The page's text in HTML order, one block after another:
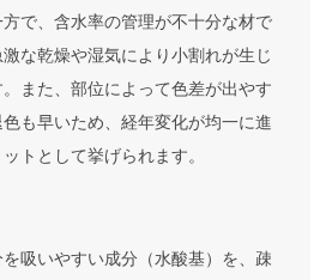
で、含水率の管理が不十分な材で
な乾燥や湿気により小割れが生じ
また、部位によって色差が出やす
も早いため、経年変化が均一に進
トとして挙げられます。
吸いやすい成分（水酸基）を、疎